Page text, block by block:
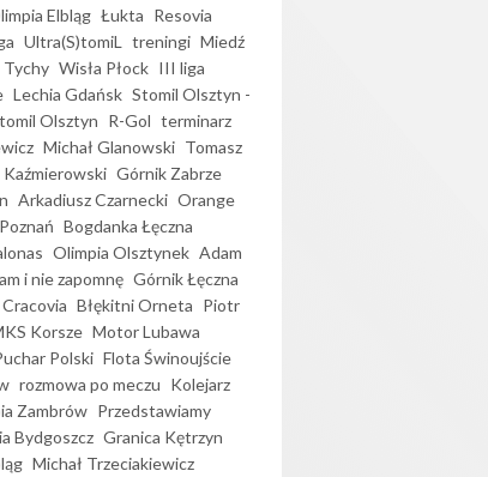
Elbląg Łukta Resovia
Ultra(S)tomiL treningi Miedź
Tychy Wisła Płock III liga
Lechia Gdańsk Stomil Olsztyn -
Olsztyn R-Gol terminarz
Michał Glanowski Tomasz
Kaźmierowski Górnik Zabrze
Arkadiusz Czarnecki Orange
Bogdanka Łęczna
Olimpia Olsztynek Adam
i nie zapomnę Górnik Łęczna
Cracovia Błękitni Orneta Piotr
Korsze Motor Lubawa
Polski Flota Świnoujście
rozmowa po meczu Kolejarz
Zambrów Przedstawiamy
Bydgoszcz Granica Kętrzyn
Michał Trzeciakiewicz